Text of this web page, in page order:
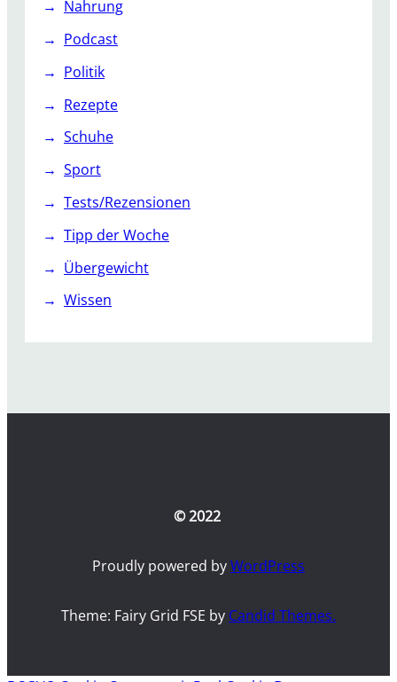
Nahrung
Podcast
Politik
Rezepte
Schuhe
Sport
Tests/Rezensionen
Tipp der Woche
Übergewicht
Wissen
© 2022
Proudly powered byWordPress
Theme: Fairy Grid FSE by Candid Themes.